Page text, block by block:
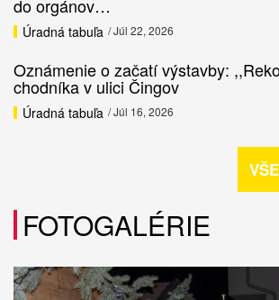
do orgánov…
Úradná tabuľa / Júl 22, 2026
Oznámenie o začatí výstavby:
chodníka v ulici Čingov
Úradná tabuľa / Júl 16, 2026
FOTOGALÉRIE